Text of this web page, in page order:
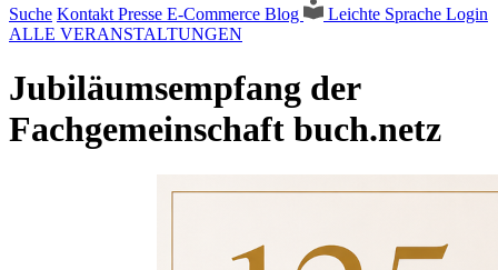
Suche Kontakt Presse E-Commerce Blog Leichte Sprache Login
ALLE VERANSTALTUNGEN
Jubiläumsempfang der
Fachgemeinschaft buch.netz